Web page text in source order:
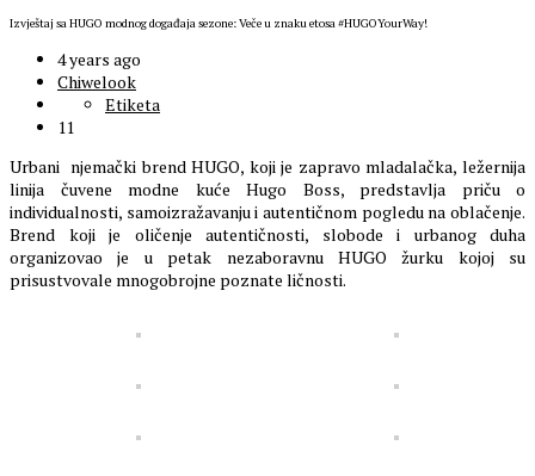
Izvještaj sa HUGO modnog događaja sezone: Veče u znaku etosa #HUGOYourWay!
4 years ago
Chiwelook
Etiketa
11
Urbani njemački brend HUGO, koji je zapravo mladalačka, ležernija
linija čuvene modne kuće Hugo Boss, predstavlja priču o
individualnosti, samoizražavanju i autentičnom pogledu na oblačenje.
Brend koji je oličenje autentičnosti, slobode i urbanog duha
organizovao je u petak nezaboravnu HUGO žurku kojoj su
prisustvovale mnogobrojne poznate ličnosti.